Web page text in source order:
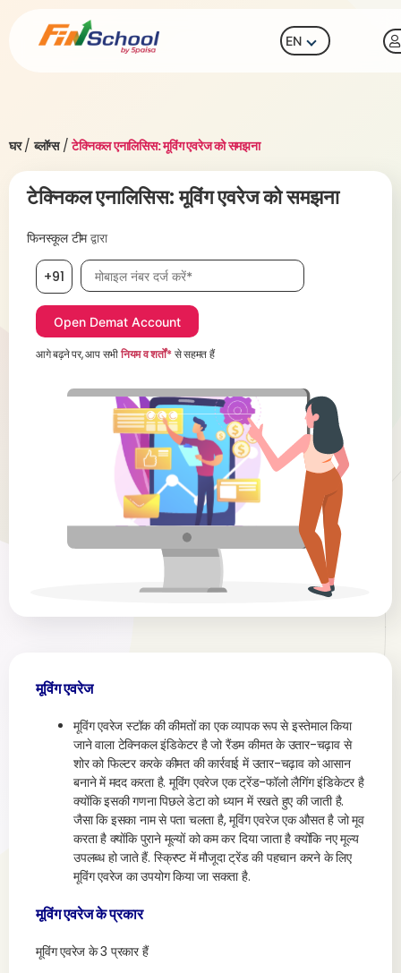
EN
घर/ब्लॉग्स/टेक्निकल एनालिसिस: मूविंग एवरेज को समझना
टेक्निकल एनालिसिस: मूविंग एवरेज को समझना
फिनस्कूल टीमद्वारा
+91 मोबाइल नंबर आवश्यक है
आगे बढ़ने पर, आप सभीनियम व शर्तों*से सहमत हैं
मूविंग एवरेज
मूविंग एवरेज स्टॉक की कीमतों का एक व्यापक रूप से इस्तेमाल किया
जाने वाला टेक्निकल इंडिकेटर है जो रैंडम कीमत के उतार-चढ़ाव से
शोर को फिल्टर करके कीमत की कार्रवाई में उतार-चढ़ाव को आसान
बनाने में मदद करता है. मूविंग एवरेज एक ट्रेंड-फॉलो लैगिंग इंडिकेटर है
क्योंकि इसकी गणना पिछले डेटा को ध्यान में रखते हुए की जाती है.
जैसा कि इसका नाम से पता चलता है, मूविंग एवरेज एक औसत है जो मूव
करता है क्योंकि पुराने मूल्यों को कम कर दिया जाता है क्योंकि नए मूल्य
उपलब्ध हो जाते हैं. स्क्रिप्ट में मौजूदा ट्रेंड की पहचान करने के लिए
मूविंग एवरेज का उपयोग किया जा सकता है.
मूविंग एवरेज के प्रकार
मूविंग एवरेज के 3 प्रकार हैं